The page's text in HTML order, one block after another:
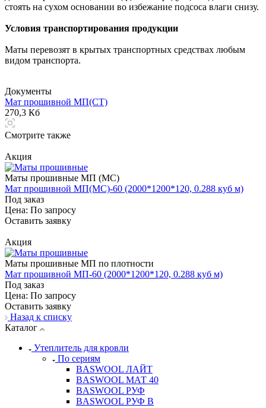
стоять на сухом основании во избежание подсоса влаги снизу.
Условия транспортирования продукции
Маты перевозят в крытых транспортных средствах любым
видом транспорта.
Документы
Мат прошивной МП(СТ)
270,3 Кб
Смотрите также
Акция
Маты прошивные МП (МС)
Мат прошивной МП(МС)-60 (2000*1200*120, 0.288 куб м)
Под заказ
Цена: По запросу
Оставить заявку
Акция
Маты прошивные МП по плотности
Мат прошивной МП-60 (2000*1200*120, 0.288 куб м)
Под заказ
Цена: По запросу
Оставить заявку
Назад к списку
Каталог
Утеплитель для кровли
По сериям
BASWOOL ЛАЙТ
BASWOOL МАТ 40
BASWOOL РУФ
BASWOOL РУФ В